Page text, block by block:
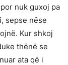
nuk guxoj pa
sepse nëse
Kur shkoj
thënë se
ata që i